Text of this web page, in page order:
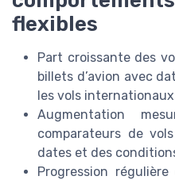
flexibles
Part croissante des
billets d’avion avec
les vols
Augmentation
comparateurs de
dates et des
Progression